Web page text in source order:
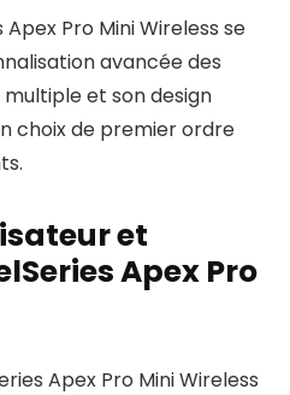
Pro Mini Wireless se
avancée des
et son design
choix de premier ordre
et
Apex Pro
Apex Pro Mini Wireless